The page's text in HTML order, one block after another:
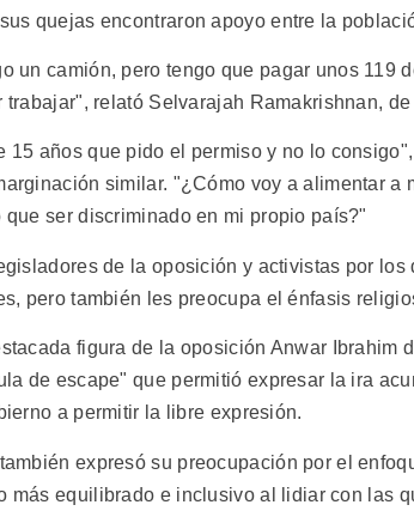
quejas encontraron apoyo entre la
un camión, pero tengo que pagar unos 119
trabajar", relató Selvarajah Ramakrishnan,
15 años que pido el permiso y no lo
similar. "¿Cómo voy a alimentar
que ser discriminado en mi propio país?"
de la oposición y activistas por
pero también les preocupa el énfasis
figura de la oposición Anwar Ibrahim
de escape" que permitió expresar la ira
a permitir la libre expresión.
expresó su preocupación por el
más equilibrado e inclusivo al lidiar con las